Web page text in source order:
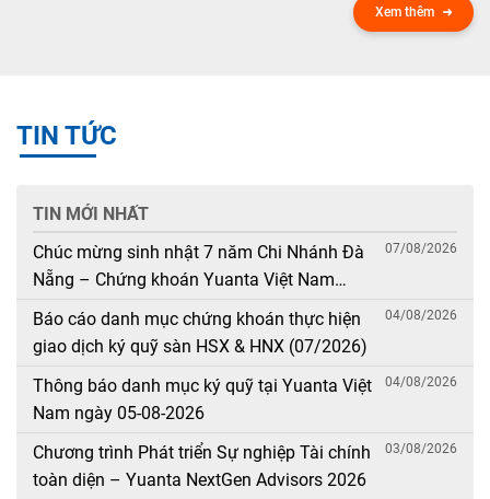
Xem thêm
TIN TỨC
TIN MỚI NHẤT
Chúc mừng sinh nhật 7 năm Chi Nhánh Đà
Nẵng – Chứng khoán Yuanta Việt Nam
(08/08/2019 – 08/08/2026)
07/08/2026
Báo cáo danh mục chứng khoán thực hiện
giao dịch ký quỹ sàn HSX & HNX (07/2026)
04/08/2026
Thông báo danh mục ký quỹ tại Yuanta Việt
Nam ngày 05-08-2026
04/08/2026
Chương trình Phát triển Sự nghiệp Tài chính
toàn diện – Yuanta NextGen Advisors 2026
03/08/2026